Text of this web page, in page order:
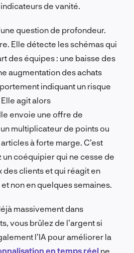
de vanité.
question de profondeur.
Elle détecte les schémas qui
des équipes : une baisse des
augmentation des achats
indiquant un risque
agit alors
envoie une offre de
multiplicateur de points ou
à forte marge. C’est
un coéquipier qui ne cesse de
des clients et qui réagit en
non en quelques semaines.
massivement dans
vous brûlez de l’argent si
l’IA pour améliorer la
en temps réel ne